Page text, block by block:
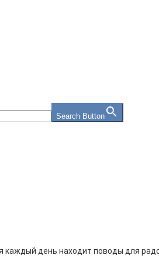
Search Button
каждый день находит поводы для